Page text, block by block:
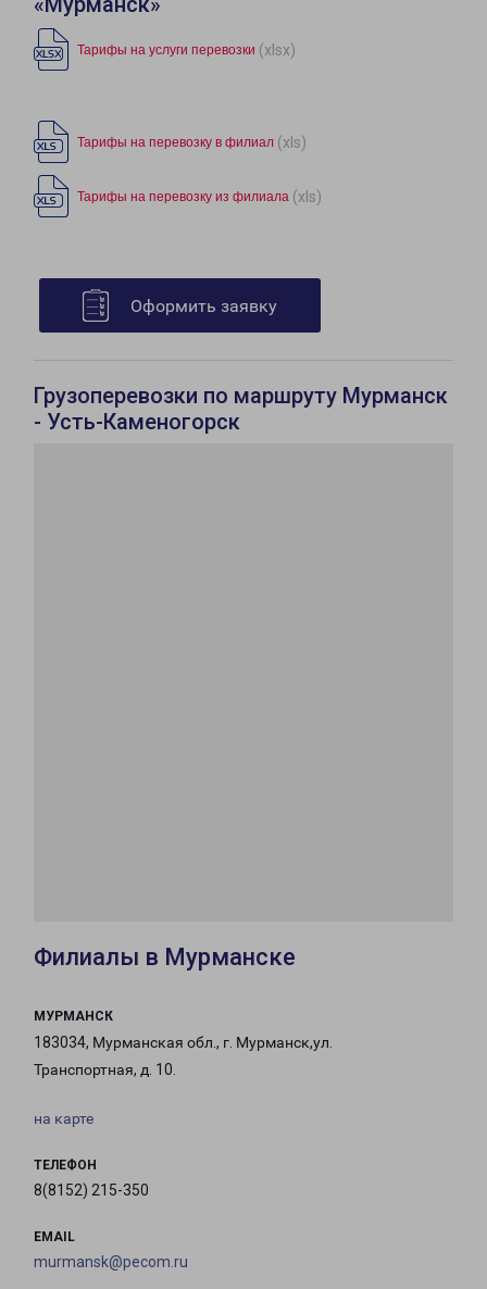
Тарифы на услуги перевозки (xlsx)
Тарифы на перевозку в филиал (xls)
Тарифы на перевозку из филиала (xls)
Оформить заявку
Грузоперевозки по маршруту Мурманск
- Усть-Каменогорск
Филиалы в Мурманске
МУРМАНСК
183034, Мурманская обл., г. Мурманск,ул.
Транспортная, д. 10.
на карте
ТЕЛЕФОН
8(8152) 215-350
EMAIL
murmansk@pecom.ru